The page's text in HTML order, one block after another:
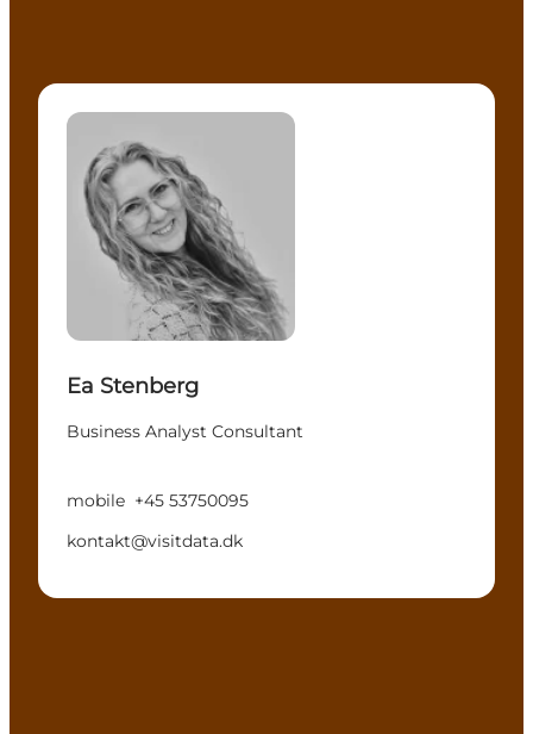
Ea Stenberg - Business Analyst Consultant
Ea Stenberg
Business Analyst Consultant
mobile +45 53750095
kontakt@visitdata.dk